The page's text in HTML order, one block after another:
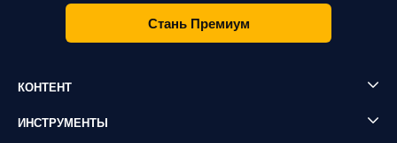
Стань Премиум
КОНТЕНТ
ИНСТРУМЕНТЫ